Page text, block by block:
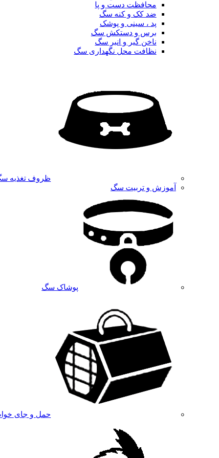
محافظت دست و پا
ضد کک و کنه سگ
پد ، سینی و پوشک
برس و دستکش سگ
ناخن گیر و انبر سگ
نظافت محل نگهداری سگ
ظروف تغذیه
آموزش و تربیت سگ
پوشاک سگ
حمل و جای